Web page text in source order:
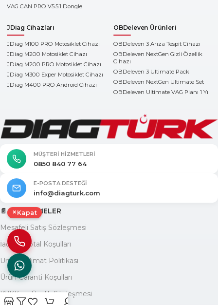
VAG CAN PRO V5.5.1 Dongle
JDiag Cihazları
JDiag M100 PRO Motosiklet Cihazı
JDiag M200 Motosiklet Cihazı
JDiag M200 PRO Motosiklet Cihazı
JDiag M300 Exper Motosiklet Cihazı
JDiag M400 PRO Android Cihazı
OBDeleven Ürünleri
OBDeleven 3 Arıza Tespit Cihazı
OBDeleven NextGen Gizli Özellik
Cihazı
OBDeleven 3 Ultimate Pack
OBDeleven NextGen Ultimate Set
OBDeleven Ultimate VAG Planı 1 Yıl
MÜŞTERI HIZMETLERI
0850 840 77 64
E-POSTA DESTEĞI
info@diagturk.com
📄 SÖZLEŞMELER
Mesafeli Satış Sözleşmesi
İade ve İptal Koşulları
Ürün Teslimat Politikası
Ürün Garanti Koşulları
KVKK ve Üyelik Sözleşmesi
× Kapat